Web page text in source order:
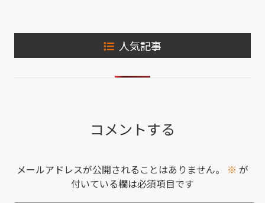
人気記事
コメントする
メールアドレスが公開されることはありません。 ※ が
付いている欄は必須項目です